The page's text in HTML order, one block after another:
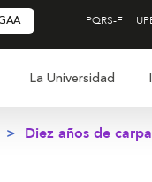
PQRS-F
La Universidad
Diez años de